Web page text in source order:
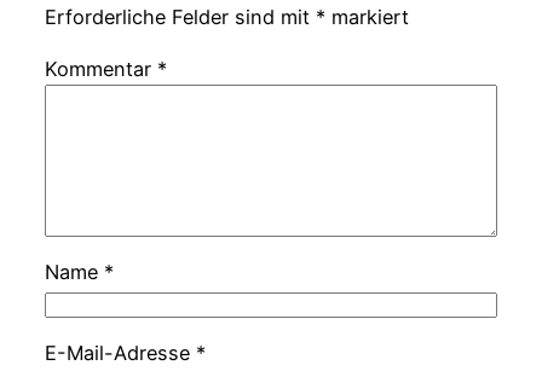
Erforderliche Felder sind mit * markiert
Kommentar *
Name *
E-Mail-Adresse *